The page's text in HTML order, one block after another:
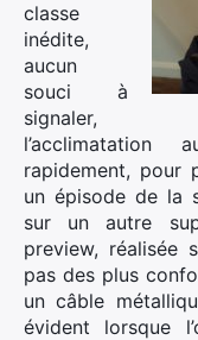
classe
inédite,
aucun
souci à
signaler,
l’acclimatation
rapidement, pour
un épisode de la
sur un autre
preview, réalisée
pas des plus
un câble
évident lorsque